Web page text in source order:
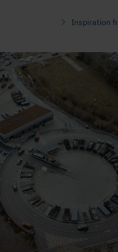
Inspiration